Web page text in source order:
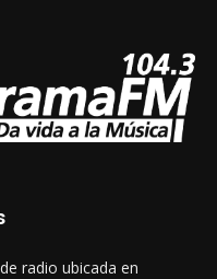
radio ubicada en